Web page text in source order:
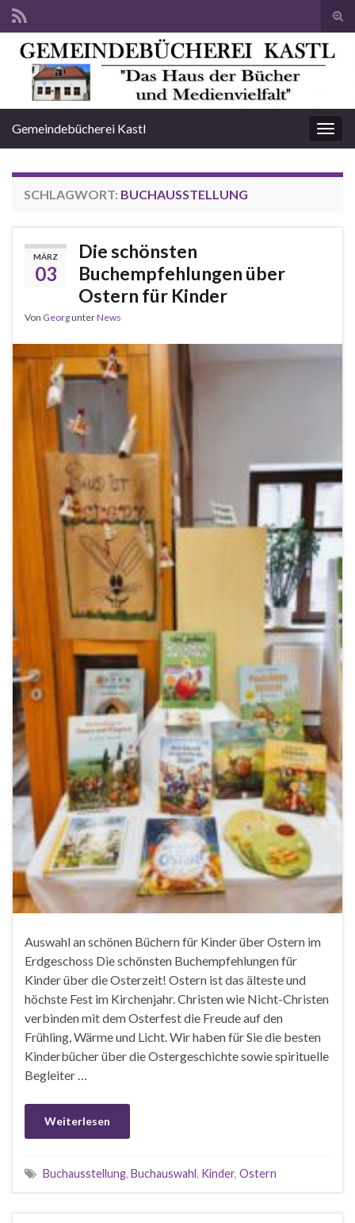
Search for:
Gemeindebücherei Kastl
SCHLAGWORT: BUCHAUSSTELLUNG
MÄRZ
03
Die schönsten
Buchempfehlungen über
Ostern für Kinder
Von GeorgunterNews
Auswahl an schönen Büchern für Kinder über Ostern im
Erdgeschoss Die schönsten Buchempfehlungen für
Kinder über die Osterzeit! Ostern ist das älteste und
höchste Fest im Kirchenjahr. Christen wie Nicht-Christen
verbinden mit dem Osterfest die Freude auf den
Frühling, Wärme und Licht. Wir haben für Sie die besten
Kinderbücher über die Ostergeschichte sowie spirituelle
Begleiter …
Weiterlesen
Buchausstellung, Buchauswahl, Kinder, Ostern